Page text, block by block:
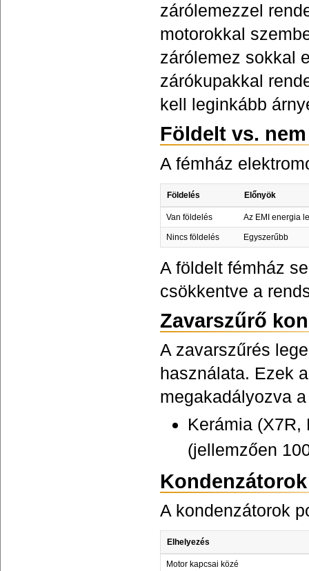
zárólemezzel
motorokkal
zárólemez sokkal
zárókupakkal
kell leginkább
Földelt vs.
A fémház
Földelés Előnyök
Van földelés Az EMI energia
Nincs földelés Egyszerűbb
A földelt fémház
csökkentve a
Zavarszűrő
A zavarszűrés
használata. Ezek
megakadályozva
Kerámia
(jellemzően
A kondenzátorok
Elhelyezés
Motor kapcsai közé